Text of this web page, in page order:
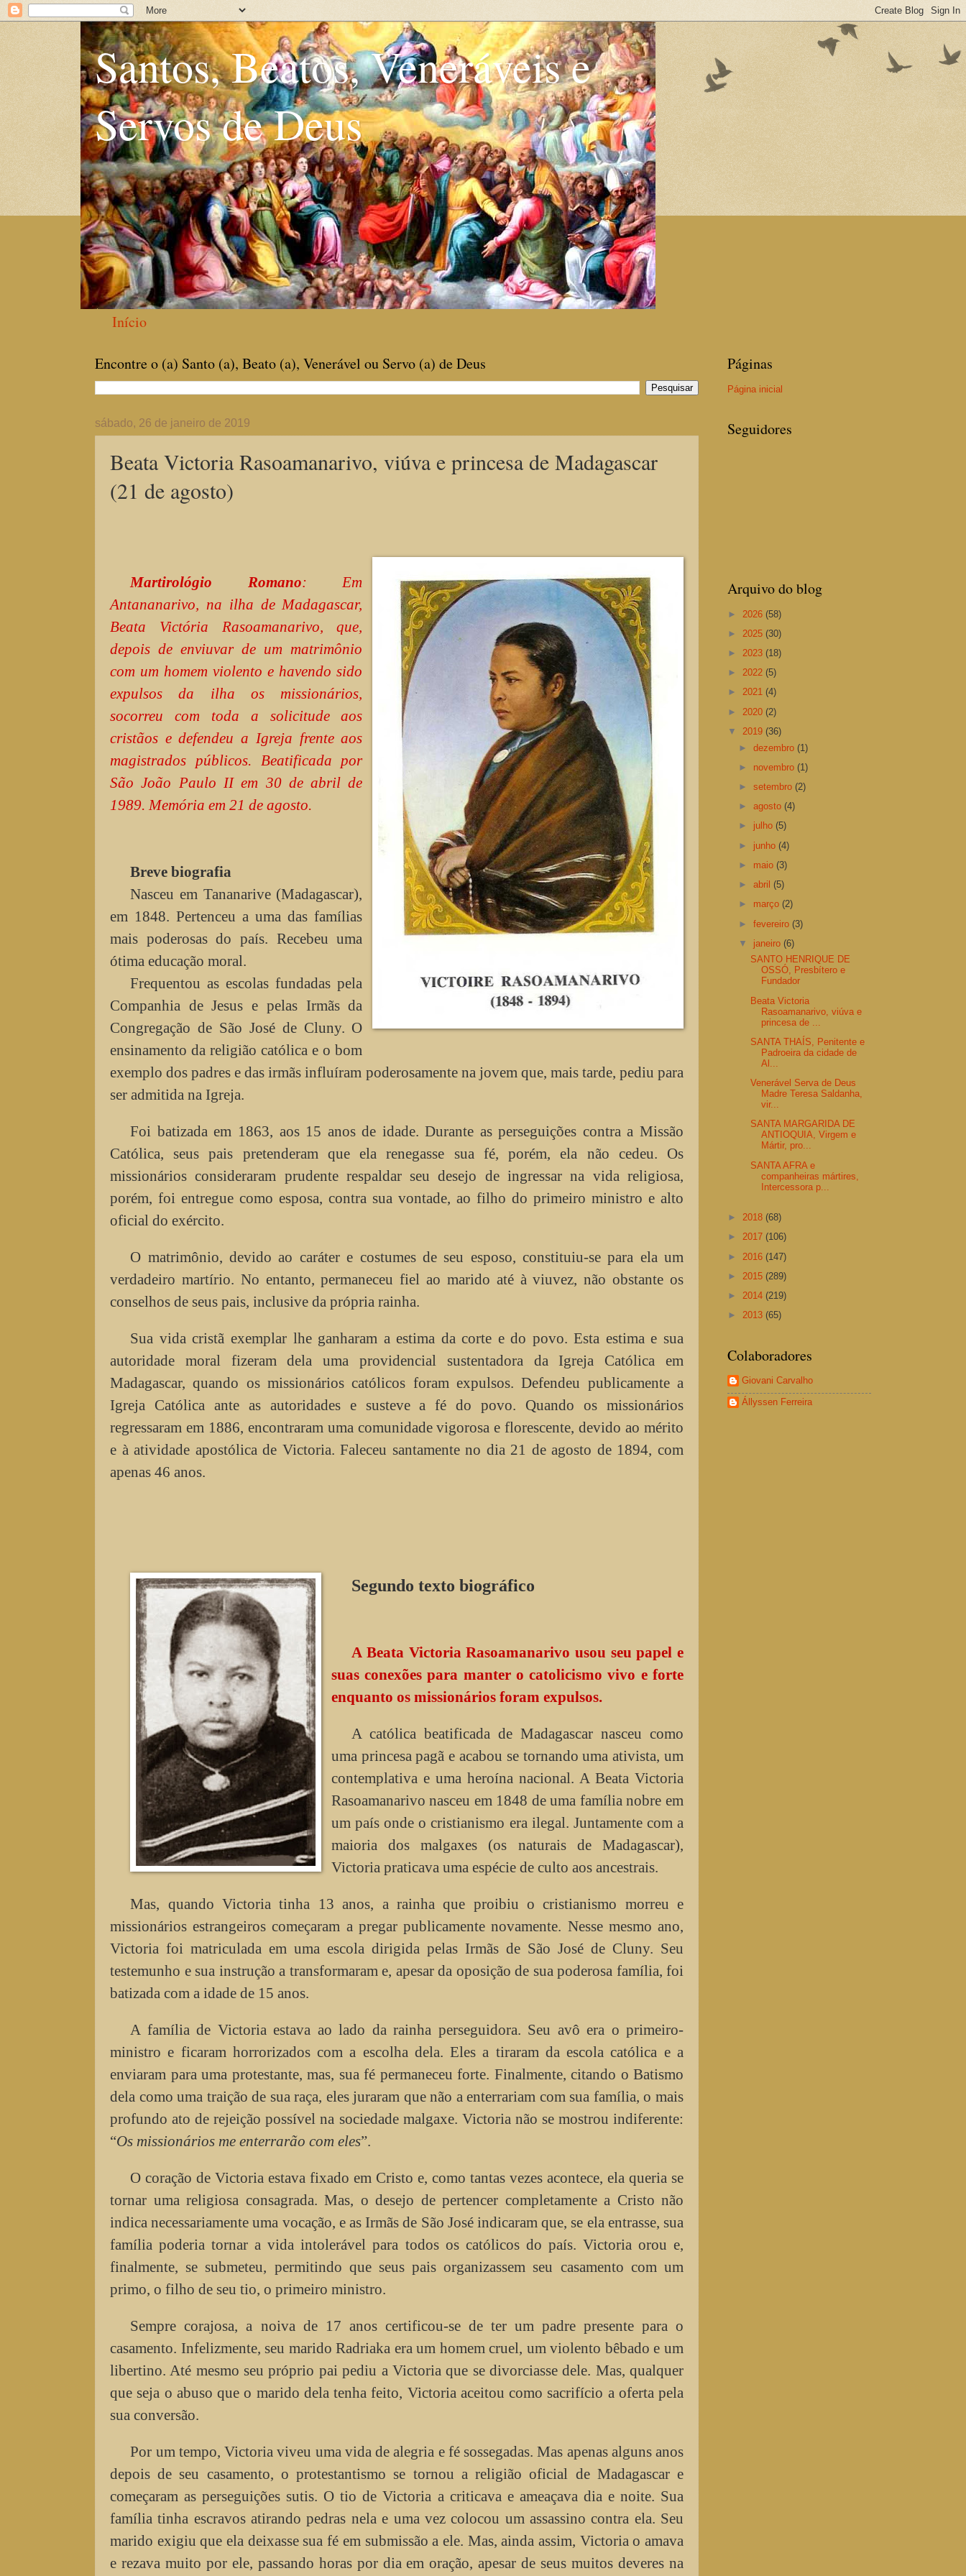
Santos, Beatos, Veneráveis e
Servos de Deus
Início
Encontre o (a) Santo (a), Beato (a), Venerável ou Servo (a) de Deus
sábado, 26 de janeiro de 2019
Beata Victoria Rasoamanarivo, viúva e princesa de Madagascar
(21 de agosto)
Martirológio Romano: Em
Antananarivo, na ilha de Madagascar,
Beata Victória Rasoamanarivo, que,
depois de enviuvar de um matrimônio
com um homem violento e havendo sido
expulsos da ilha os missionários,
socorreu com toda a solicitude aos
cristãos e defendeu a Igreja frente aos
magistrados públicos. Beatificada por
São João Paulo II em 30 de abril de
1989. Memória em 21 de agosto.
Breve biografia
Nasceu em Tananarive (Madagascar),
em 1848. Pertenceu a uma das famílias
mais poderosas do país. Recebeu uma
ótima educação moral.
Frequentou as escolas fundadas pela
Companhia de Jesus e pelas Irmãs da
Congregação de São José de Cluny. O
ensinamento da religião católica e o bom
exemplo dos padres e das irmãs influíram poderosamente na jovem que, mais tarde, pediu para
ser admitida na Igreja.
Foi batizada em 1863, aos 15 anos de idade. Durante as perseguições contra a Missão
Católica, seus pais pretenderam que ela renegasse sua fé, porém, ela não cedeu. Os
missionários consideraram prudente respaldar seu desejo de ingressar na vida religiosa,
porém, foi entregue como esposa, contra sua vontade, ao filho do primeiro ministro e alto
oficial do exército.
O matrimônio, devido ao caráter e costumes de seu esposo, constituiu-se para ela um
verdadeiro martírio. No entanto, permaneceu fiel ao marido até à viuvez, não obstante os
conselhos de seus pais, inclusive da própria rainha.
Sua vida cristã exemplar lhe ganharam a estima da corte e do povo. Esta estima e sua
autoridade moral fizeram dela uma providencial sustentadora da Igreja Católica em
Madagascar, quando os missionários católicos foram expulsos. Defendeu publicamente a
Igreja Católica ante as autoridades e susteve a fé do povo. Quando os missionários
regressaram em 1886, encontraram uma comunidade vigorosa e florescente, devido ao mérito
e à atividade apostólica de Victoria. Faleceu santamente no dia 21 de agosto de 1894, com
apenas 46 anos.
Segundo texto biográfico
A Beata Victoria Rasoamanarivo usou seu papel e
suas conexões para manter o catolicismo vivo e forte
enquanto os missionários foram expulsos.
A católica beatificada de Madagascar nasceu como
uma princesa pagã e acabou se tornando uma ativista, um
contemplativa e uma heroína nacional. A Beata Victoria
Rasoamanarivo nasceu em 1848 de uma família nobre em
um país onde o cristianismo era ilegal. Juntamente com a
maioria dos malgaxes (os naturais de Madagascar),
Victoria praticava uma espécie de culto aos ancestrais.
Mas, quando Victoria tinha 13 anos, a rainha que proibiu o cristianismo morreu e
missionários estrangeiros começaram a pregar publicamente novamente. Nesse mesmo ano,
Victoria foi matriculada em uma escola dirigida pelas Irmãs de São José de Cluny. Seu
testemunho e sua instrução a transformaram e, apesar da oposição de sua poderosa família, foi
batizada com a idade de 15 anos.
A família de Victoria estava ao lado da rainha perseguidora. Seu avô era o primeiro-
ministro e ficaram horrorizados com a escolha dela. Eles a tiraram da escola católica e a
enviaram para uma protestante, mas, sua fé permaneceu forte. Finalmente, citando o Batismo
dela como uma traição de sua raça, eles juraram que não a enterrariam com sua família, o mais
profundo ato de rejeição possível na sociedade malgaxe. Victoria não se mostrou indiferente:
“Os missionários me enterrarão com eles”.
O coração de Victoria estava fixado em Cristo e, como tantas vezes acontece, ela queria se
tornar uma religiosa consagrada. Mas, o desejo de pertencer completamente a Cristo não
indica necessariamente uma vocação, e as Irmãs de São José indicaram que, se ela entrasse, sua
família poderia tornar a vida intolerável para todos os católicos do país. Victoria orou e,
finalmente, se submeteu, permitindo que seus pais organizassem seu casamento com um
primo, o filho de seu tio, o primeiro ministro.
Sempre corajosa, a noiva de 17 anos certificou-se de ter um padre presente para o
casamento. Infelizmente, seu marido Radriaka era um homem cruel, um violento bêbado e um
libertino. Até mesmo seu próprio pai pediu a Victoria que se divorciasse dele. Mas, qualquer
que seja o abuso que o marido dela tenha feito, Victoria aceitou como sacrifício a oferta pela
sua conversão.
Por um tempo, Victoria viveu uma vida de alegria e fé sossegadas. Mas apenas alguns anos
depois de seu casamento, o protestantismo se tornou a religião oficial de Madagascar e
começaram as perseguições sutis. O tio de Victoria a criticava e ameaçava dia e noite. Sua
família tinha escravos atirando pedras nela e uma vez colocou um assassino contra ela. Seu
marido exigiu que ela deixasse sua fé em submissão a ele. Mas, ainda assim, Victoria o amava
e rezava muito por ele, passando horas por dia em oração, apesar de seus muitos deveres na
Páginas
Página inicial
Seguidores
Arquivo do blog
► 2026 (58)
► 2025 (30)
► 2023 (18)
► 2022 (5)
► 2021 (4)
► 2020 (2)
▼ 2019 (36)
►dezembro(1)
► novembro(1)
►setembro(2)
►agosto(4)
► julho(5)
► junho(4)
► maio(3)
►abril(5)
► março(2)
►fevereiro(3)
▼ janeiro(6)
SANTO HENRIQUE DE
OSSÓ, Presbítero e
Fundador
Beata Victoria
Rasoamanarivo, viúva e
princesa de ...
SANTA THAÍS, Penitente e
Padroeira da cidade de
Al...
Venerável Serva de Deus
Madre Teresa Saldanha,
vir...
SANTA MARGARIDA DE
ANTIOQUIA, Virgem e
Mártir, pro...
SANTA AFRA e
companheiras mártires,
Intercessora p...
► 2018 (68)
► 2017 (106)
► 2016 (147)
► 2015 (289)
► 2014 (219)
► 2013 (65)
Colaboradores
Giovani Carvalho
Állyssen Ferreira